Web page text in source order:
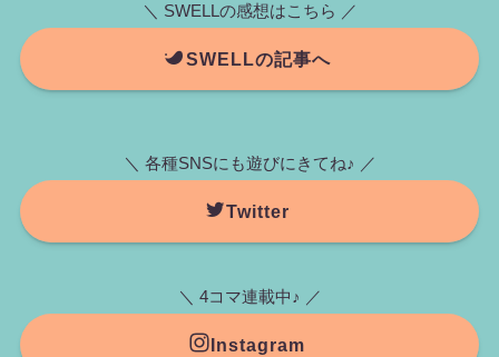
＼ SWELLの感想はこちら ／
SWELLの記事へ
＼ 各種SNSにも遊びにきてね♪ ／
Twitter
＼ 4コマ連載中♪ ／
Instagram